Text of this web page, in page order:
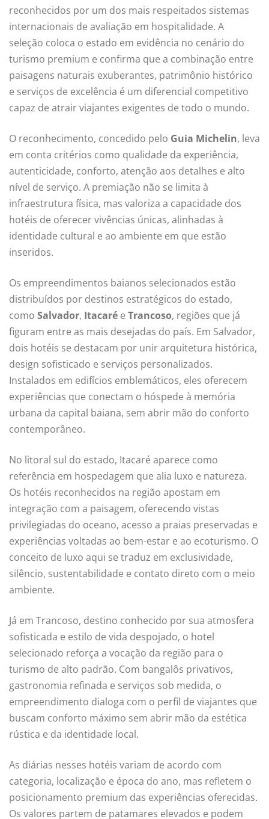
reconhecidos por um dos mais respeitados sistemas
internacionais de avaliação em hospitalidade. A
seleção coloca o estado em evidência no cenário do
turismo premium e confirma que a combinação entre
paisagens naturais exuberantes, patrimônio histórico
e serviços de excelência é um diferencial competitivo
capaz de atrair viajantes exigentes de todo o mundo.
O reconhecimento, concedido pelo Guia Michelin, leva
em conta critérios como qualidade da experiência,
autenticidade, conforto, atenção aos detalhes e alto
nível de serviço. A premiação não se limita à
infraestrutura física, mas valoriza a capacidade dos
hotéis de oferecer vivências únicas, alinhadas à
identidade cultural e ao ambiente em que estão
inseridos.
Os empreendimentos baianos selecionados estão
distribuídos por destinos estratégicos do estado,
como Salvador, Itacaré e Trancoso, regiões que já
figuram entre as mais desejadas do país. Em Salvador,
dois hotéis se destacam por unir arquitetura histórica,
design sofisticado e serviços personalizados.
Instalados em edifícios emblemáticos, eles oferecem
experiências que conectam o hóspede à memória
urbana da capital baiana, sem abrir mão do conforto
contemporâneo.
No litoral sul do estado, Itacaré aparece como
referência em hospedagem que alia luxo e natureza.
Os hotéis reconhecidos na região apostam em
integração com a paisagem, oferecendo vistas
privilegiadas do oceano, acesso a praias preservadas e
experiências voltadas ao bem-estar e ao ecoturismo. O
conceito de luxo aqui se traduz em exclusividade,
silêncio, sustentabilidade e contato direto com o meio
ambiente.
Já em Trancoso, destino conhecido por sua atmosfera
sofisticada e estilo de vida despojado, o hotel
selecionado reforça a vocação da região para o
turismo de alto padrão. Com bangalôs privativos,
gastronomia refinada e serviços sob medida, o
empreendimento dialoga com o perfil de viajantes que
buscam conforto máximo sem abrir mão da estética
rústica e da identidade local.
As diárias nesses hotéis variam de acordo com
categoria, localização e época do ano, mas refletem o
posicionamento premium das experiências oferecidas.
Os valores partem de patamares elevados e podem